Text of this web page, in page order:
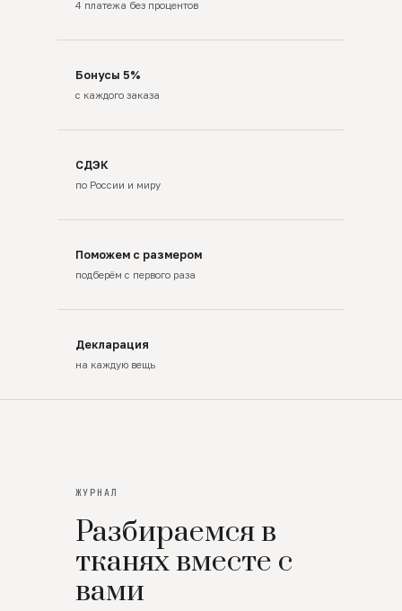
4 платежа без процентов
Бонусы 5%
с каждого заказа
СДЭК
по России и миру
Поможем с размером
подберём с первого раза
Декларация
на каждую вещь
ЖУРНАЛ
Разбираемся в
тканях вместе с
вами